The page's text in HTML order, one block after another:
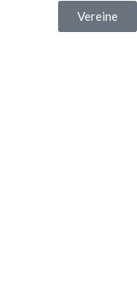
Vereine